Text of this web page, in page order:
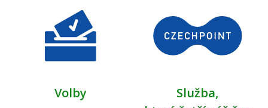
Volby
Služba,